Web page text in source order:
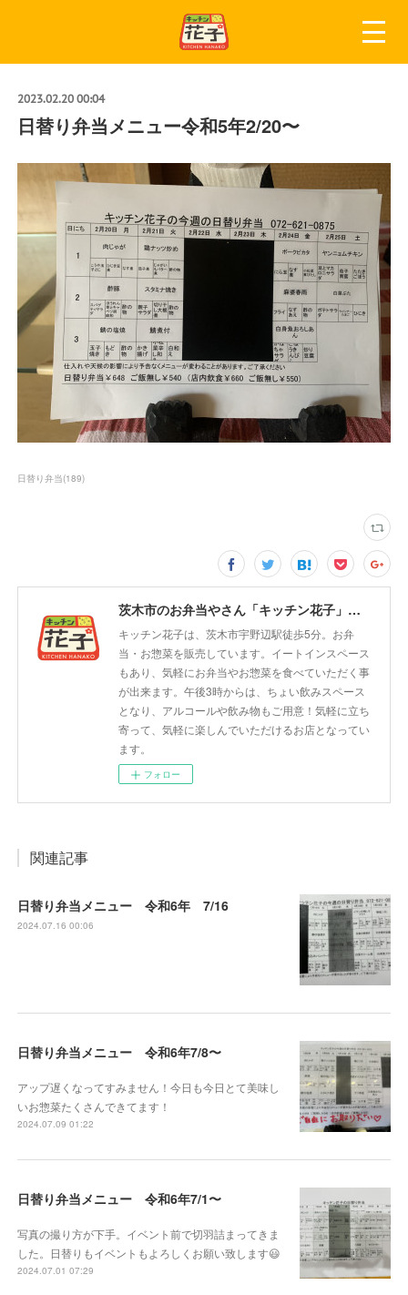
2023.02.20 00:04
日替り弁当メニュー令和5年2/20〜
日替り弁当(189)
茨木市のお弁当やさん「キッチン花子」ちょい飲みスペース「サウス」
キッチン花子は、茨木市宇野辺駅徒歩5分。お弁
当・お惣菜を販売しています。イートインスペース
もあり、気軽にお弁当やお惣菜を食べていただく事
が出来ます。午後3時からは、ちょい飲みスペース
となり、アルコールや飲み物もご用意！気軽に立ち
寄って、気軽に楽しんでいただけるお店となってい
ます。
フォロー
関連記事
日替り弁当メニュー 令和6年 7/16
2024.07.16 00:06
日替り弁当メニュー 令和6年7/8〜
アップ遅くなってすみません！今日も今日とて美味し
いお惣菜たくさんできてます！
2024.07.09 01:22
日替り弁当メニュー 令和6年7/1〜
写真の撮り方が下手。イベント前で切羽詰まってきま
した。日替りもイベントもよろしくお願い致します😃
2024.07.01 07:29